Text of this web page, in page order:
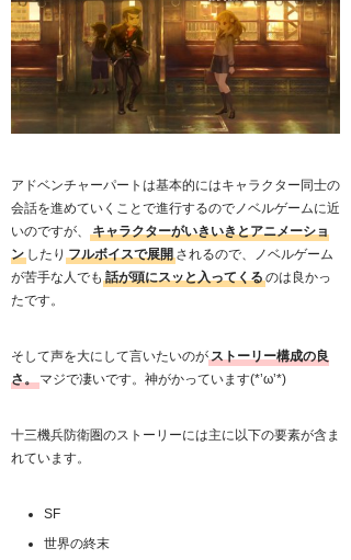
アドベンチャーパートは基本的にはキャラクター同士の
会話を進めていくことで進行するのでノベルゲームに近
いのですが、
キャラクターがいきいきとアニメーショ
ン したり フルボイスで展開 されるので、ノベルゲーム
が苦手な人でも 話が頭にスッと入ってくるのは良かっ
たです。
そして声を大にして言いたいのがストーリー構成の良
さ。 マジで凄いです。神がかっています(*’ω’*)
十三機兵防衛圏のストーリーには主に以下の要素が含ま
れています。
SF
世界の終末